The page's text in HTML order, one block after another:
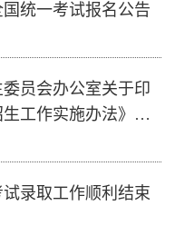
统一考试报名公告
员会办公室关于印
工作实施办法》的
录取工作顺利结束